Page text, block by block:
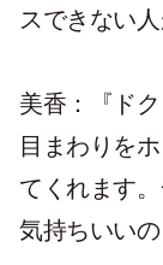
スできない人
美香：『ド
目まわりを
てくれます
気持ちいいの